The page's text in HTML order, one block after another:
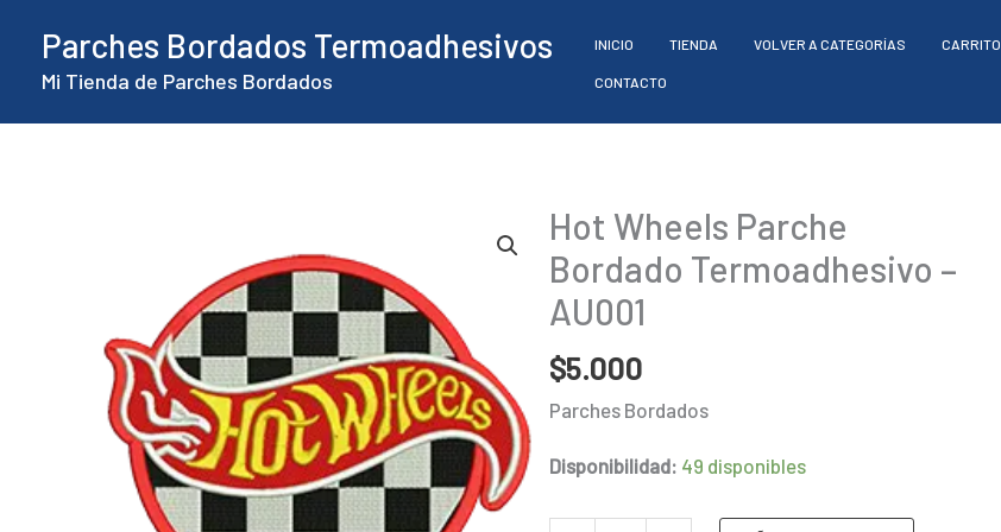
contenido
Parches Bordados Termoadhesivos
Mi Tienda de Parches Bordados
INICIO TIENDA VOLVER A CATEGORÍAS CARRITO
CONTACTO
Hot Wheels Parche
Bordado Termoadhesivo –
AU001
$5.000
Parches Bordados
Disponibilidad: 49 disponibles